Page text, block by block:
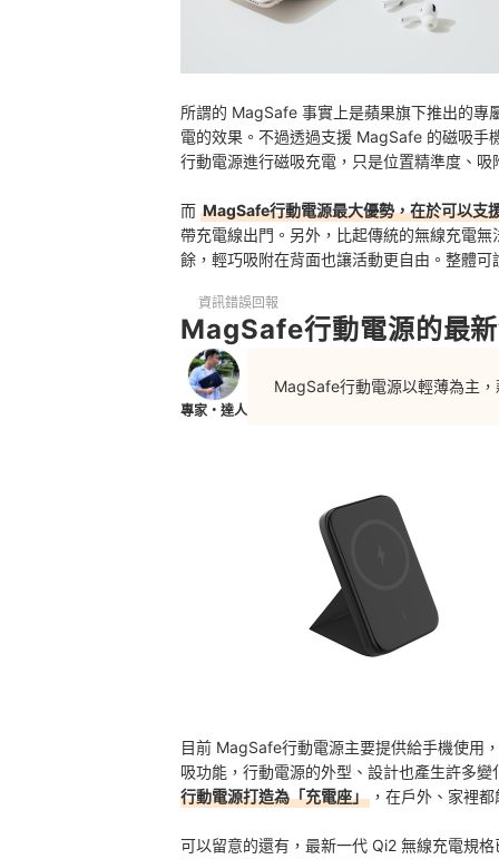
所謂的 MagSafe 事實上是蘋果旗下推出的專
電的效果。不過透過支援 MagSafe 的磁吸
行動電源進行磁吸充電，只是位置精準度、
而 MagSafe行動電源最大優勢，在於可以支
帶充電線出門。另外，比起傳統的無線充電
餘，輕巧吸附在背面也讓活動更自由。整體
資訊錯誤回報
MagSafe行動電源的最新
專家・達人
MagSafe行動電源以輕薄為主
目前 MagSafe行動電源主要提供給手機使用
吸功能，行動電源的外型、設計也產生許多變
行動電源打造為「充電座」 ，在戶外、家裡
可以留意的還有，最新一代 Qi2 無線充電規